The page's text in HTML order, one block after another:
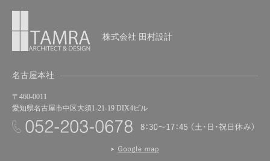
株式会社 田村設計
名古屋本社
〒460-0011
愛知県名古屋市中区大須1-21-19 DIX4ビル